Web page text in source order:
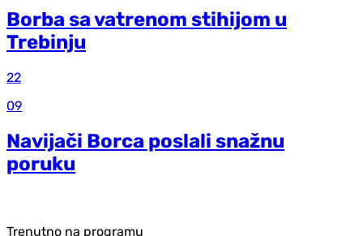
Borba sa vatrenom stihijom u
Trebinju
22
09
Navijači Borca poslali snažnu
poruku
Trenutno na programu